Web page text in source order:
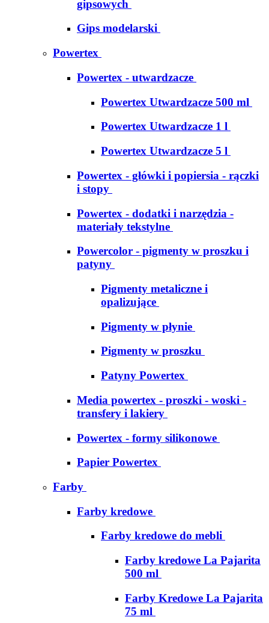
gipsowych
Gips modelarski
Powertex
Powertex - utwardzacze
Powertex Utwardzacze 500 ml
Powertex Utwardzacze 1 l
Powertex Utwardzacze 5 l
Powertex - główki i popiersia - rączki
i stopy
Powertex - dodatki i narzędzia -
materiały tekstylne
Powercolor - pigmenty w proszku i
patyny
Pigmenty metaliczne i
opalizujące
Pigmenty w płynie
Pigmenty w proszku
Patyny Powertex
Media powertex - proszki - woski -
transfery i lakiery
Powertex - formy silikonowe
Papier Powertex
Farby
Farby kredowe
Farby kredowe do mebli
Farby kredowe La Pajarita
500 ml
Farby Kredowe La Pajarita
75 ml